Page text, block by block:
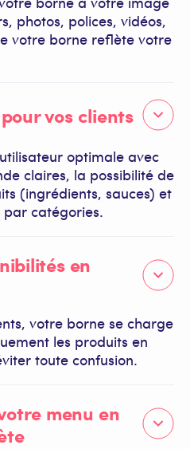
photos, polices, vidéos,
votre borne reflète votre
vos clients
optimale avec
claires, la possibilité de
(ingrédients, sauces) et
catégories.
en
votre borne se charge
les produits en
toute confusion.
menu en